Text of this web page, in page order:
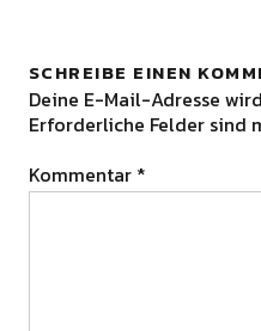
SCHREIBE EINEN
Deine E-Mail-Adresse
Erforderliche Felder sind
Kommentar *